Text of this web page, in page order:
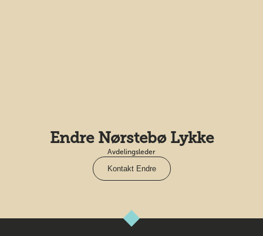
Endre Nørstebø Lykke
Avdelingsleder
Kontakt Endre